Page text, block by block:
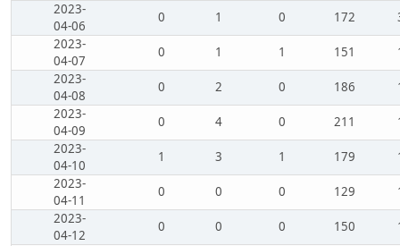
2023-
04-06
0 1 0 172
2023-
04-07
0 1 1 151
2023-
04-08
0 2 0 186
2023-
04-09
0 4 0 211
2023-
04-10
1 3 1 179
2023-
04-11
0 0 0 129
2023-
04-12
0 0 0 150